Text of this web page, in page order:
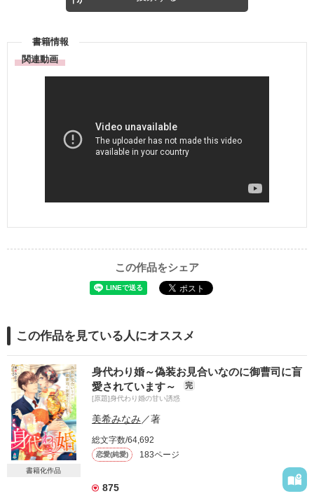
書籍情報
関連動画
この作品をシェア
この作品を見ている人にオススメ
書籍化作品
身代わり婚～偽装お見合いなのに御曹司に盲
愛されています～
完
[原題]身代わり婚の甘い誘惑
美希みなみ／著
総文字数/64,692
恋愛(純愛) 183ページ
875